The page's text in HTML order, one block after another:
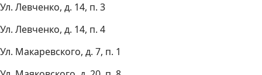
Ул. Левченко, д. 14, п. 3
Ул. Левченко, д. 14, п. 4
Ул. Макаревского, д. 7, п. 1